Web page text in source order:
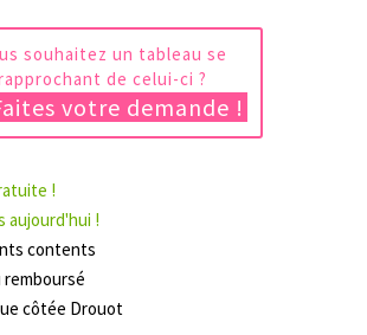
souhaitez un tableau se
de celui-ci ?
votre demande !
!
aujourd'hui !
contents
côtée Drouot